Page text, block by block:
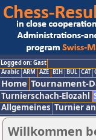
Logged on: Gast
Arabic ARM AZE BIH BUL CAT
Home Tournament-
Turnierschach-Elozahl
Allgemeines Turnier
Willkommen